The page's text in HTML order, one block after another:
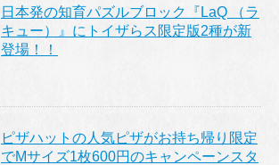
日本発の知育パズルブロック『LaQ （ラ
キュー）』にトイザらス限定版2種が新
登場！！
ピザハットの人気ピザがお持ち帰り限定
でMサイズ1枚600円のキャンペーンスタ